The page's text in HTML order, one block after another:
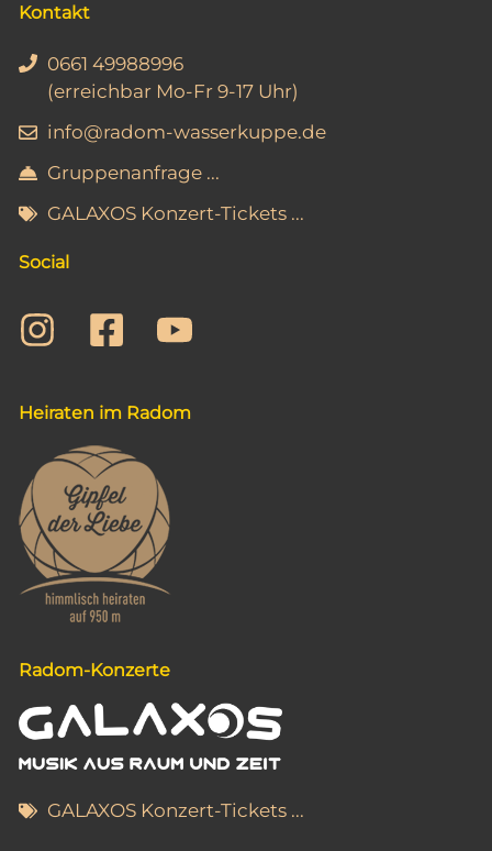
Kontakt
0661 49988996
(erreichbar Mo-Fr 9-17 Uhr)
info@radom-wasserkuppe.de
Gruppenanfrage ...
GALAXOS Konzert-Tickets ...
Social
Heiraten im Radom
Radom-Konzerte
GALAXOS Konzert-Tickets ...